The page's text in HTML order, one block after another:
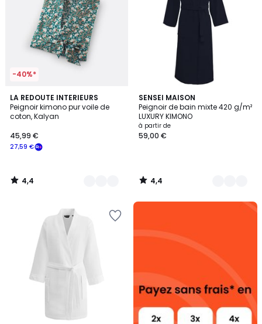
-40%*
LA REDOUTE INTERIEURS
Peignoir kimono pur voile de
coton, Kalyan
27,59 €
45,99 €
4,4
/ 5
2
Couleurs
4,4
/
SENSEI MAISON
Peignoir de bain mixte 420 g/m²
LUXURY KIMONO
à partir de
59,00 €
4,4
/ 5
19
Couleurs
4,4
/
Alma
sans